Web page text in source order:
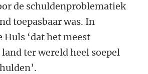
de schuldenproblematiek
toepasbaar was. In
Huls ‘dat het meest
ter wereld heel soepel